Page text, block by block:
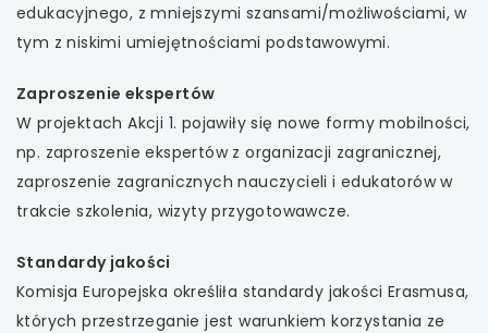
edukacyjnego, z mniejszymi szansami/możliwościami, w
tym z niskimi umiejętnościami podstawowymi.
Zaproszenie ekspertów
W projektach Akcji 1. pojawiły się nowe formy mobilności,
np. zaproszenie ekspertów z organizacji zagranicznej,
zaproszenie zagranicznych nauczycieli i edukatorów w
trakcie szkolenia, wizyty przygotowawcze.
Standardy jakości
Komisja Europejska określiła standardy jakości Erasmusa,
których przestrzeganie jest warunkiem korzystania ze